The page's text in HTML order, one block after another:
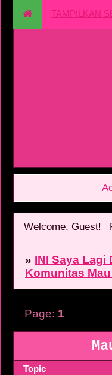
TAMPILKAN
Welcome, Guest!
» INI Saya Lagi
Komunitas
Page: 1
Topic